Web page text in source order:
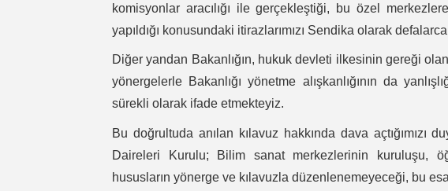
komisyonlar aracılığı ile gerçekleştiği, bu özel
yapıldığı konusundaki itirazlarımızı Sendika olarak
Diğer yandan Bakanlığın, hukuk devleti ilkesinin gereği
yönergelerle Bakanlığı yönetme alışkanlığının da
sürekli olarak ifade etmekteyiz.
Bu doğrultuda anılan kılavuz hakkında dava açtığımızı
Daireleri Kurulu; Bilim sanat merkezlerinin kuruluşu,
hususların yönerge ve kılavuzla düzenlenemeyeceği, bu